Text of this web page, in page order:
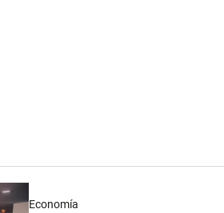
Economía